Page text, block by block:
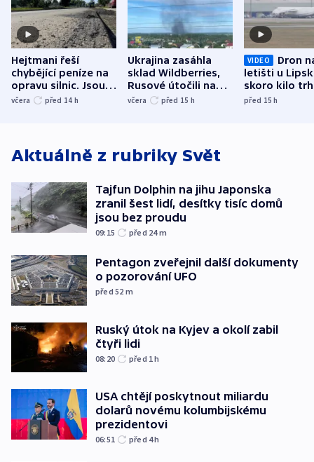
Hejtmani řeší
chybějící peníze na
opravu silnic. Jsou
nenárokové, namítá
včera před 14 h
Ukrajina zasáhla
sklad Wildberries,
Rusové útočili na
trh, hasiče či
včera před 15 h
VIDEO
Dron
letišti u
skoro kilo
indicie
před 15h
Aktuálně z rubriky Svět
Tajfun Dolphin na jihu Japonska
zranil šest lidí, desítky tisíc domů
jsou bez proudu
09:15 před 24m
Pentagon zveřejnil další dokumenty
o pozorování UFO
před 52 m
Ruský útok na Kyjev a okolí zabil
čtyři lidi
08:20 před 1h
USA chtějí poskytnout miliardu
dolarů novému kolumbijskému
prezidentovi
06:51 před 4h